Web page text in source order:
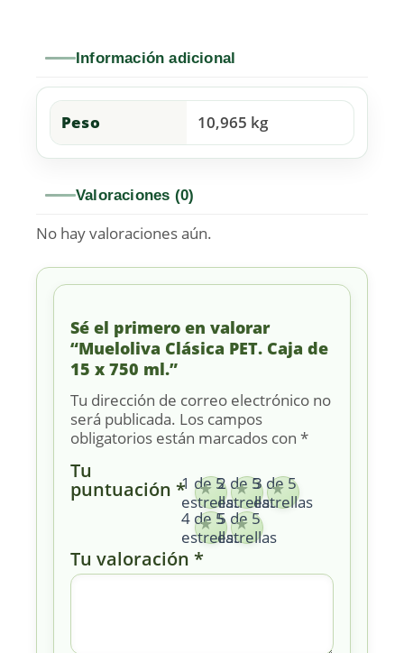
Información adicional
Peso 10,965 kg
Valoraciones (0)
No hay valoraciones aún.
Sé el primero en valorar
“Mueloliva Clásica PET. Caja de
15 x 750 ml.”
Tu dirección de correo electrónico no
será publicada. Los campos
obligatorios están marcados con *
Tu
puntuación *1 de 5
estrellas
2 de 5
estrellas
3 de 5
estrellas
4 de 5
estrellas
5 de 5
estrellas
Tu valoración *